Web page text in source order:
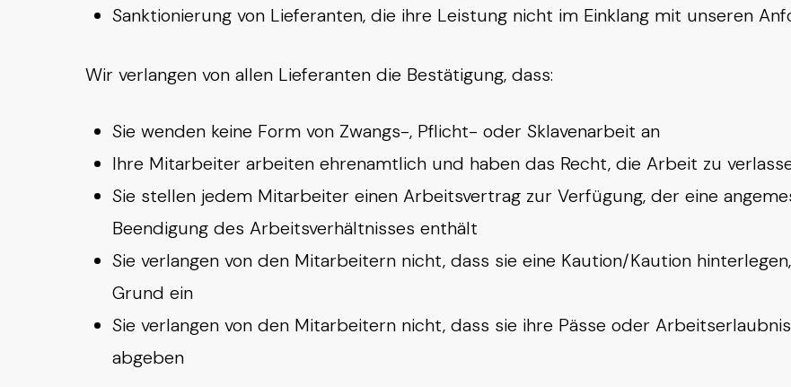
Sanktionierung von Lieferanten, die ihre Leistung nicht im Einklang mit unseren
Wir verlangen von allen Lieferanten die Bestätigung, dass:
Sie wenden keine Form von Zwangs-, Pflicht- oder Sklavenarbeit an
Ihre Mitarbeiter arbeiten ehrenamtlich und haben das Recht, die Arbeit zu
Sie stellen jedem Mitarbeiter einen Arbeitsvertrag zur Verfügung, der eine
Beendigung des Arbeitsverhältnisses enthält
Sie verlangen von den Mitarbeitern nicht, dass sie eine Kaution/Kaution
Grund ein
Sie verlangen von den Mitarbeitern nicht, dass sie ihre Pässe oder
abgeben